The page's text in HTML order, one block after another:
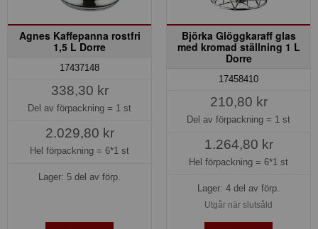
Agnes Kaffepanna rostfri
1,5 L Dorre
17437148
338,30 kr
Del av förpackning = 1 st
2.029,80 kr
Hel förpackning = 6*1 st
Lager: 5 del av förp.
Björka Glöggkaraff glas
med kromad ställning 1 L
Dorre
17458410
210,80 kr
Del av förpackning = 1 st
1.264,80 kr
Hel förpackning = 6*1 st
Lager: 4 del av förp.
Utgår när slutsåld